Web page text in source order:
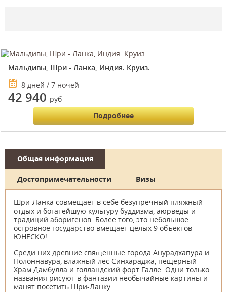
Мальдивы, Шри - Ланка, Индия. Круиз.
8 дней / 7 ночей
42 940 руб
Подробнее
Общая информация
Достопримечательности Визы
Шри-Ланка совмещает в себе безупречный пляжный
отдых и богатейшую культуру буддизма, аюрведы и
традиций аборигенов. Более того, это небольшое
островное государство вмещает целых 9 объектов
ЮНЕСКО!
Среди них древние священные города Анурадхапура и
Полоннавура, влажный лес Синхараджа, пещерный
Храм Дамбулла и голландский форт Галле. Одни только
названия рисуют в фантазии необычайные картины и
манят посетить Шри-Ланку.